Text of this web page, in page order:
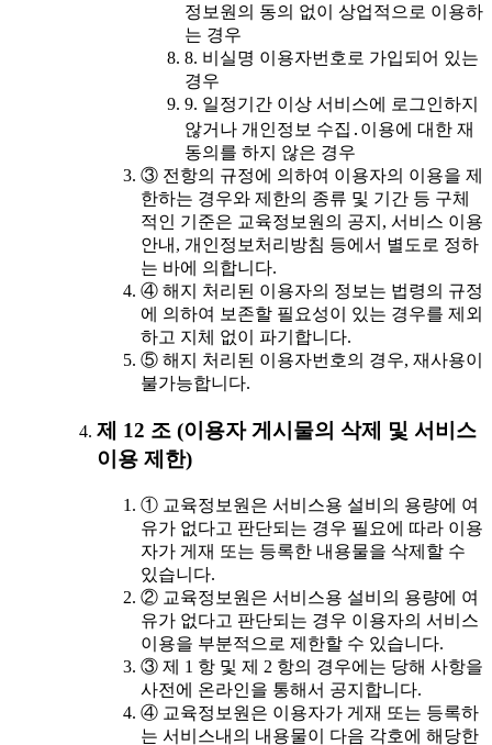
정보원의 동의 없이 상업적으로 이용하
는 경우
8. 비실명 이용자번호로 가입되어 있는
경우
9. 일정기간 이상 서비스에 로그인하지
않거나 개인정보 수집․이용에 대한 재
동의를 하지 않은 경우
③ 전항의 규정에 의하여 이용자의 이용을 제
한하는 경우와 제한의 종류 및 기간 등 구체
적인 기준은 교육정보원의 공지, 서비스 이용
안내, 개인정보처리방침 등에서 별도로 정하
는 바에 의합니다.
④ 해지 처리된 이용자의 정보는 법령의 규정
에 의하여 보존할 필요성이 있는 경우를 제외
하고 지체 없이 파기합니다.
⑤ 해지 처리된 이용자번호의 경우, 재사용이
불가능합니다.
제 12 조 (이용자 게시물의 삭제 및 서비스
이용 제한)
① 교육정보원은 서비스용 설비의 용량에 여
유가 없다고 판단되는 경우 필요에 따라 이용
자가 게재 또는 등록한 내용물을 삭제할 수
있습니다.
② 교육정보원은 서비스용 설비의 용량에 여
유가 없다고 판단되는 경우 이용자의 서비스
이용을 부분적으로 제한할 수 있습니다.
③ 제 1 항 및 제 2 항의 경우에는 당해 사항을
사전에 온라인을 통해서 공지합니다.
④ 교육정보원은 이용자가 게재 또는 등록하
는 서비스내의 내용물이 다음 각호에 해당한